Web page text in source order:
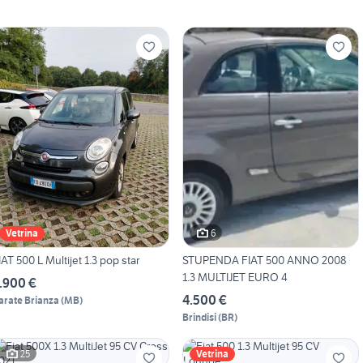
Vetrina
FIAT 500 L Multijet 1.3 pop star
€
Brianza (MB)
6
STUPENDA FIAT 500 ANNO 2008
1.3 MULTIJET EURO 4
4.500 €
Brindisi(BR)
25 Vetrina